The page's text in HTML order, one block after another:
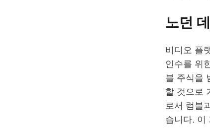
노던
비디오 플
인수를 위
블 주식을
할 것으로
로서 럼블
습니다. 이